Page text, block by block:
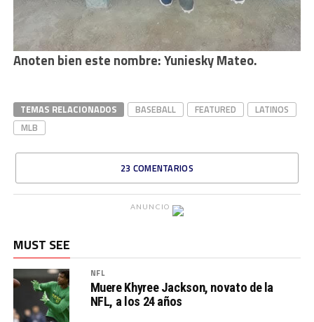
Anoten bien este nombre: Yuniesky Mateo.
TEMAS RELACIONADOS BASEBALL FEATURED
LATINOS
MLB
23 COMENTARIOS
ANUNCIO
MUST SEE
NFL
Muere Khyree Jackson, novato de la
NFL, a los 24 años